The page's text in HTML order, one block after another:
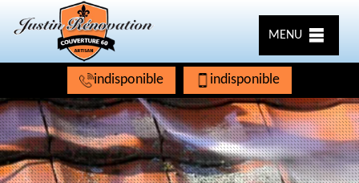
MENU
indisponible indisponible